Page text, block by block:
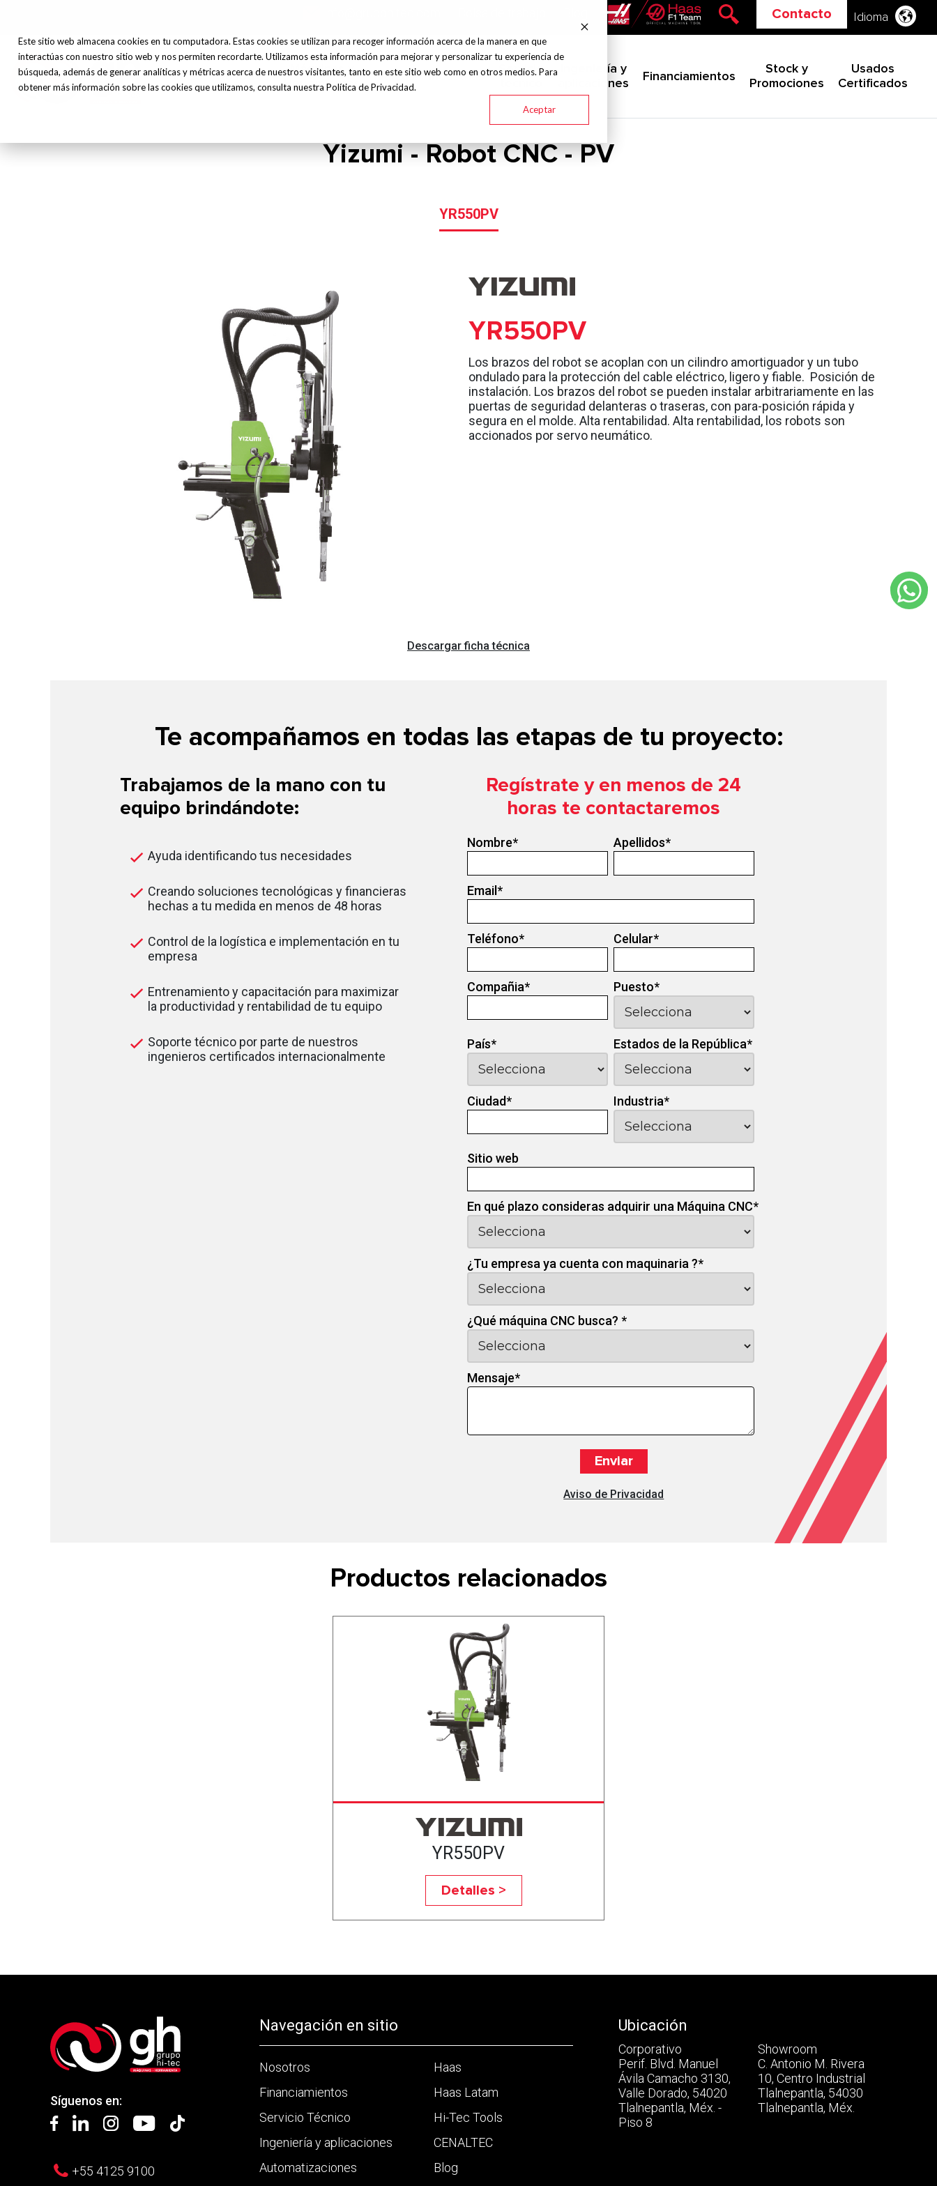
Este sitio web almacena cookies en tu computadora. Estas cookies se utilizan para recoger información acerca de la manera en que
interactúas con nuestro sitio web y nos permiten recordarte. Utilizamos esta información para mejorar y personalizar tu experiencia de
búsqueda, además de generar analíticas y métricas acerca de nuestros visitantes, tanto en este sitio web como en otros medios. Para
obtener más información sobre las cookies que utilizamos, consulta nuestra Política de Privacidad.
Aceptar
Contacto Idioma
Inicio Nosotros
Máquinas y
Herramientas
Marcas Industrias
Servicio
Ingeniería y
aplicaciones
Financiamientos
Stock y
Promociones
Usados
Certificados
Yizumi - Robot CNC - PV
YR550PV
YR550PV
Los brazos del robot se acoplan con un cilindro amortiguador y un tubo
ondulado para la protección del cable eléctrico, ligero y fiable. Posición de
instalación. Los brazos del robot se pueden instalar arbitrariamente en las
puertas de seguridad delanteras o traseras, con para-posición rápida y
segura en el molde. Alta rentabilidad. Alta rentabilidad, los robots son
accionados por servo neumático.
Descargar ficha técnica
Te acompañamos en todas las etapas de tu proyecto:
Trabajamos de la mano con tu
equipo brindándote:
Ayuda identificando tus necesidades
Creando soluciones tecnológicas y financieras
hechas a tu medida en menos de 48 horas
Control de la logística e implementación en tu
empresa
Entrenamiento y capacitación para maximizar
la productividad y rentabilidad de tu equipo
Soporte técnico por parte de nuestros
ingenieros certificados internacionalmente
Regístrate y en menos de 24
horas te contactaremos
Nombre* Apellidos*
Email*
Teléfono* Celular*
Compañia* Puesto*
País* Estados de la República*
Ciudad* Industria*
Sitio web
En qué plazo consideras adquirir una Máquina CNC*
¿Tu empresa ya cuenta con maquinaria ?*
¿Qué máquina CNC busca?*
Mensaje*
Aviso de Privacidad
Productos relacionados
YR550PV
Detalles >
Síguenos en:
+55 4125 9100
Navegación en sitio
Nosotros
Financiamientos
Servicio Técnico
Ingeniería y aplicaciones
Automatizaciones
Haas
Haas Latam
Hi-Tec Tools
CENALTEC
Blog
Ubicación
Corporativo
Perif. Blvd. Manuel
Ávila Camacho 3130,
Valle Dorado, 54020
Tlalnepantla, Méx. -
Piso 8
Showroom
C. Antonio M. Rivera
10, Centro Industrial
Tlalnepantla, 54030
Tlalnepantla, Méx.